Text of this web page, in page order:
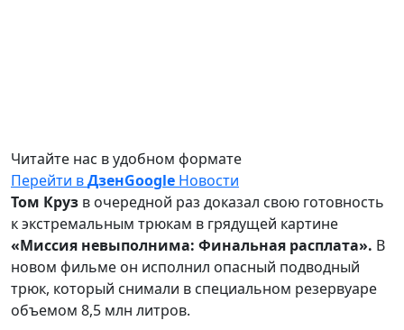
Читайте нас в удобном формате
Перейти вДзенGoogle Новости
Том Круз в очередной раз доказал свою готовность
к экстремальным трюкам в грядущей картине
«Миссия невыполнима: Финальная расплата». В
новом фильме он исполнил опасный подводный
трюк, который снимали в специальном резервуаре
объемом 8,5 млн литров.